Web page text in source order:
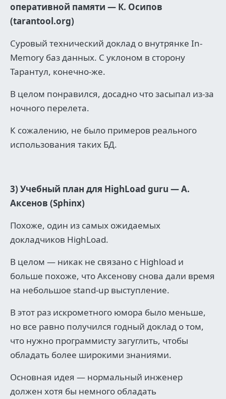
оперативной памяти — К. Осипов
(tarantool.org)
Суровый технический доклад о внутрянке In-
Memory баз данных. С уклоном в сторону
Тарантул, конечно-же.
В целом понравился, досадно что засыпал из-за
ночного перелета.
К сожалению, не было примеров реального
использования таких БД.
3) Учебный план для HighLoad guru — А.
Аксенов (Sphinx)
Похоже, один из самых ожидаемых
докладчиков HighLoad.
В целом — никак не связано с Highload и
больше похоже, что Аксенову снова дали время
на небольшое stand-up выступление.
В этот раз искрометного юмора было меньше,
но все равно получился годный доклад о том,
что нужно программисту загуглить, чтобы
обладать более широкими знаниями.
Основная идея — нормальный инженер
должен хотя бы немного обладать